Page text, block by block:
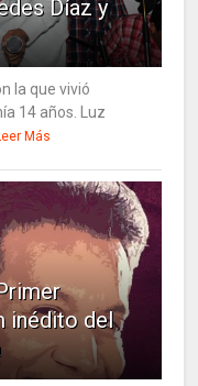
Díaz y
la que vivió
14 años. Luz
Más
inédito del